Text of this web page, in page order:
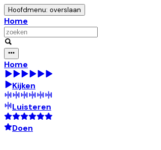
Hoofdmenu: overslaan
Home
Home
Kijken
Luisteren
Doen